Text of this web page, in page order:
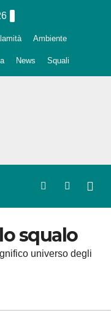
Ambiente
News Squali
squalo
universo degli